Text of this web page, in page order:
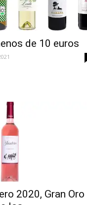
de 10 euros
2020, Gran Oro